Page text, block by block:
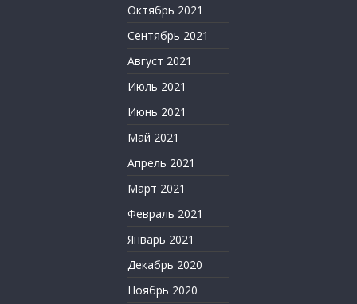
Октябрь 2021
Сентябрь 2021
Август 2021
Июль 2021
Июнь 2021
Май 2021
Апрель 2021
Март 2021
Февраль 2021
Январь 2021
Декабрь 2020
Ноябрь 2020